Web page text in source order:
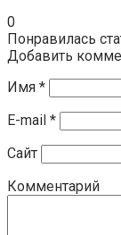
0
Понравилась
Добавить
Имя *
E-mail *
Сайт
Комментарий